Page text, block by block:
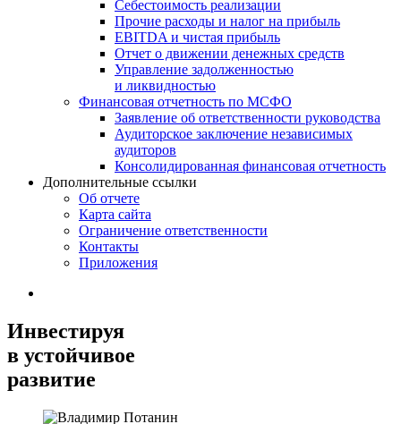
Себестоимость реализации
Прочие расходы и налог на прибыль
EBITDA и чистая прибыль
Отчет о движении денежных средств
Управление задолженностью
и ликвидностью
Финансовая отчетность по МСФО
Заявление об ответственности руководства
Аудиторское заключение независимых
аудиторов
Консолидированная финансовая отчетность
Дополнительные ссылки
Об отчете
Карта сайта
Ограничение ответственности
Контакты
Приложения
Инвестируя
в устойчивое
развитие